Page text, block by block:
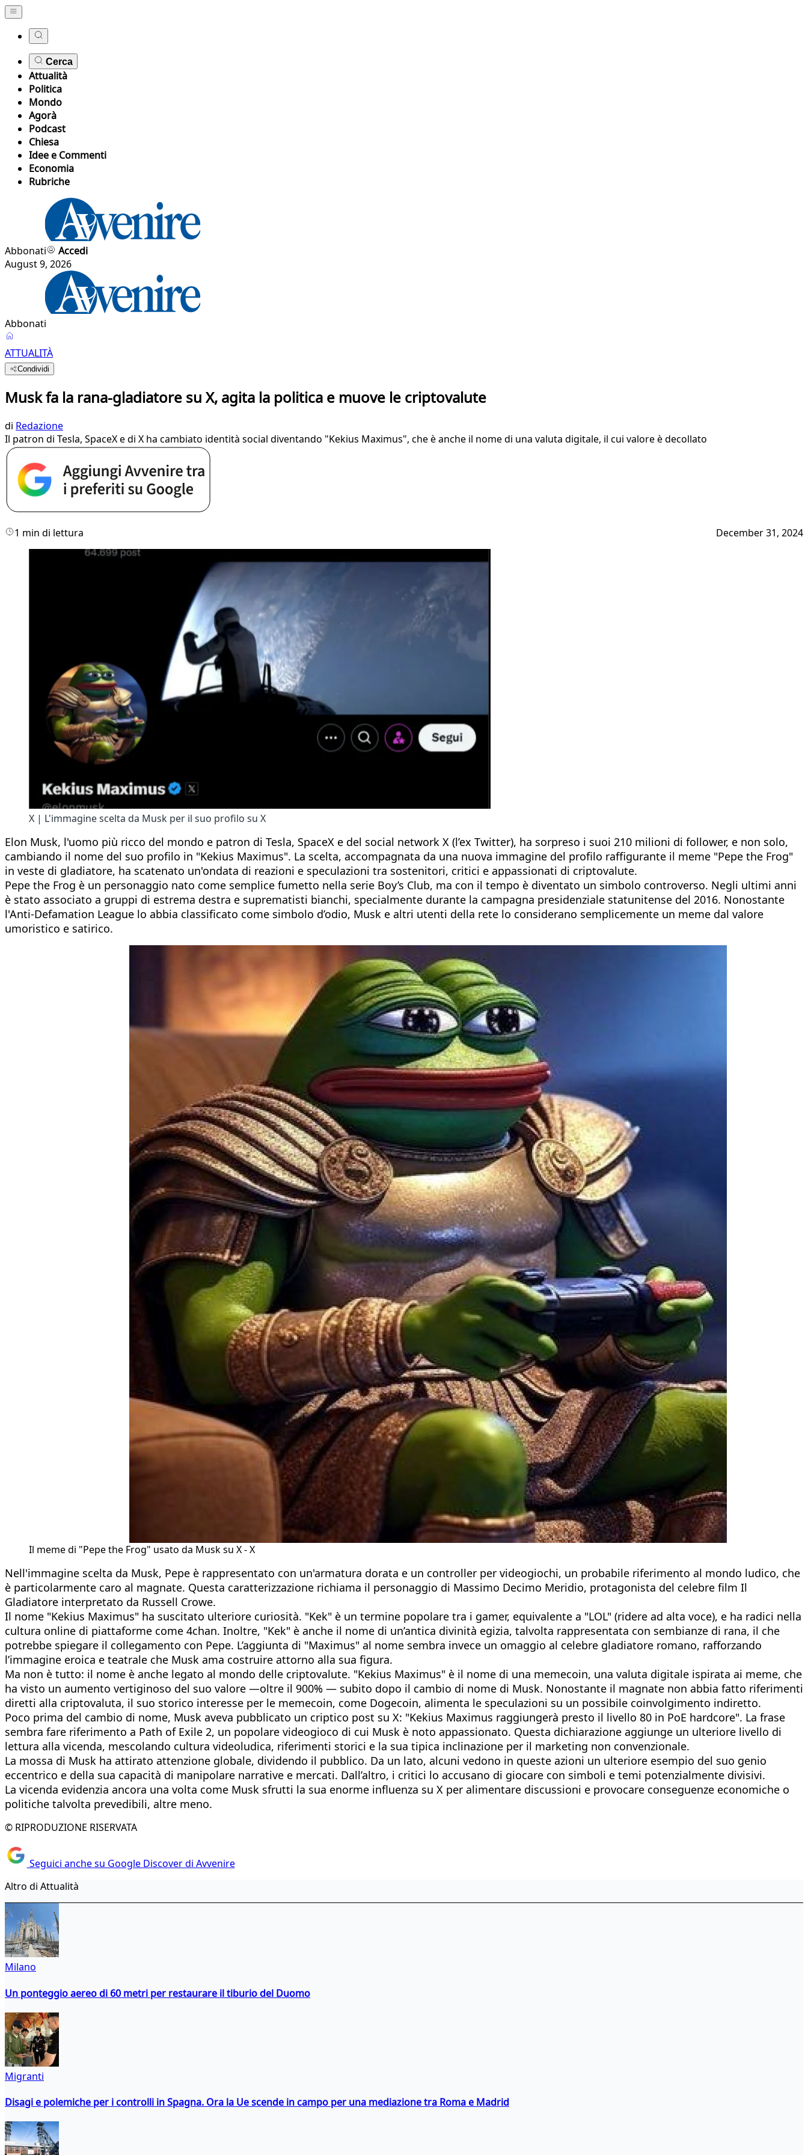
Cerca
Attualità
Politica
Mondo
Agorà
Podcast
Chiesa
Idee e Commenti
Economia
Rubriche
Abbonati
Accedi
August 9, 2026
Abbonati
ATTUALITÀ
Condividi
Musk fa la rana-gladiatore su X, agita la politica e muove le criptovalute
di Redazione
Il patron di Tesla, SpaceX e di X ha cambiato identità social diventando "Kekius Maximus", che è anche il nome di una valuta digitale, il cui valore è decollato
1 min di lettura December 31, 2024
X | L'immagine scelta da Musk per il suo profilo su X
Elon Musk, l'uomo più ricco del mondo e patron di Tesla, SpaceX e del social network X (l’ex Twitter), ha sorpreso i suoi 210 milioni di follower, e non solo,
cambiando il nome del suo profilo in "Kekius Maximus". La scelta, accompagnata da una nuova immagine del profilo raffigurante il meme "Pepe the Frog"
in veste di gladiatore, ha scatenato un'ondata di reazioni e speculazioni tra sostenitori, critici e appassionati di criptovalute.
Pepe the Frog è un personaggio nato come semplice fumetto nella serie Boy’s Club, ma con il tempo è diventato un simbolo controverso. Negli ultimi anni
è stato associato a gruppi di estrema destra e suprematisti bianchi, specialmente durante la campagna presidenziale statunitense del 2016. Nonostante
l'Anti-Defamation League lo abbia classificato come simbolo d’odio, Musk e altri utenti della rete lo considerano semplicemente un meme dal valore
umoristico e satirico.
Il meme di "Pepe the Frog" usato da Musk su X - X
Nell'immagine scelta da Musk, Pepe è rappresentato con un'armatura dorata e un controller per videogiochi, un probabile riferimento al mondo ludico, che
è particolarmente caro al magnate. Questa caratterizzazione richiama il personaggio di Massimo Decimo Meridio, protagonista del celebre film Il
Gladiatore interpretato da Russell Crowe.
Il nome "Kekius Maximus" ha suscitato ulteriore curiosità. "Kek" è un termine popolare tra i gamer, equivalente a "LOL" (ridere ad alta voce), e ha radici nella
cultura online di piattaforme come 4chan. Inoltre, "Kek" è anche il nome di un’antica divinità egizia, talvolta rappresentata con sembianze di rana, il che
potrebbe spiegare il collegamento con Pepe. L’aggiunta di "Maximus" al nome sembra invece un omaggio al celebre gladiatore romano, rafforzando
l’immagine eroica e teatrale che Musk ama costruire attorno alla sua figura.
Ma non è tutto: il nome è anche legato al mondo delle criptovalute. "Kekius Maximus" è il nome di una memecoin, una valuta digitale ispirata ai meme, che
ha visto un aumento vertiginoso del suo valore —oltre il 900% — subito dopo il cambio di nome di Musk. Nonostante il magnate non abbia fatto riferimenti
diretti alla criptovaluta, il suo storico interesse per le memecoin, come Dogecoin, alimenta le speculazioni su un possibile coinvolgimento indiretto.
Poco prima del cambio di nome, Musk aveva pubblicato un criptico post su X: "Kekius Maximus raggiungerà presto il livello 80 in PoE hardcore". La frase
sembra fare riferimento a Path of Exile 2, un popolare videogioco di cui Musk è noto appassionato. Questa dichiarazione aggiunge un ulteriore livello di
lettura alla vicenda, mescolando cultura videoludica, riferimenti storici e la sua tipica inclinazione per il marketing non convenzionale.
La mossa di Musk ha attirato attenzione globale, dividendo il pubblico. Da un lato, alcuni vedono in queste azioni un ulteriore esempio del suo genio
eccentrico e della sua capacità di manipolare narrative e mercati. Dall’altro, i critici lo accusano di giocare con simboli e temi potenzialmente divisivi.
La vicenda evidenzia ancora una volta come Musk sfrutti la sua enorme influenza su X per alimentare discussioni e provocare conseguenze economiche o
politiche talvolta prevedibili, altre meno.
© RIPRODUZIONE RISERVATA
Seguici anche su Google Discover di Avvenire
Altro di Attualità
Milano
Un ponteggio aereo di 60 metri per restaurare il tiburio del Duomo
Migranti
Disagi e polemiche per i controlli in Spagna. Ora la Ue scende in campo per una mediazione tra Roma e Madrid